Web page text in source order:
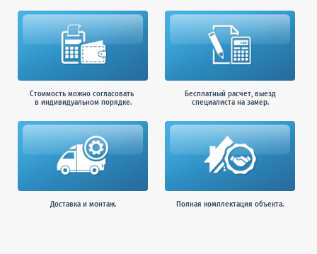
Стоимость можно согласовать
в индивидуальном порядке.
Бесплатный расчет, выезд
специалиста на замер.
Доставка и монтаж. Полная комплектация объекта.